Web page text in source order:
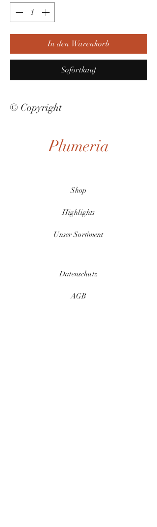
In den Warenkorb
Sofortkauf
© Copyright
Plumeria
Shop
Highlights
Unser Sortiment
Datenschutz
AGB